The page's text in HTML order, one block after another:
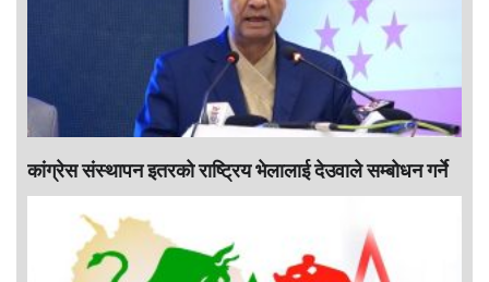
कांग्रेस संस्थापन इतरको राष्ट्रिय भेलालाई देउवाले सम्बोधन गर्ने